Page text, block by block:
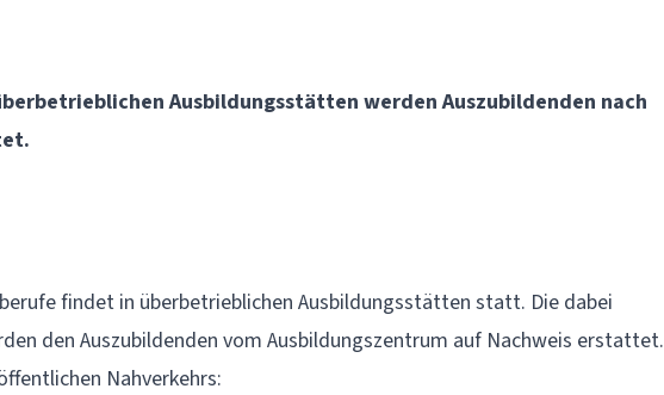
Ausbildungsstätten werden Auszubildenden nach
findet in überbetrieblichen Ausbildungsstätten statt. Die dabei
den Auszubildenden vom Ausbildungszentrum auf Nachweis erstattet.
Nahverkehrs: